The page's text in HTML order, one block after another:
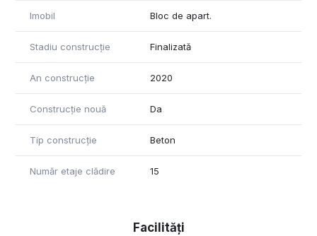
Se închiriază mobilat complet
Siguranță și acces controlat 24/7
Apartamentul arată exact ca în poze — totul este pregătit
pentru mutare imediată.
Pentru mai multe detalii sau programarea unei vizionari rog
sa ma contactati.
Imobil Bloc de apart.
Stadiu construcție Finalizată
An construcție 2020
Construcție nouă Da
Tip construcție Beton
Număr etaje clădire 15
Facilități